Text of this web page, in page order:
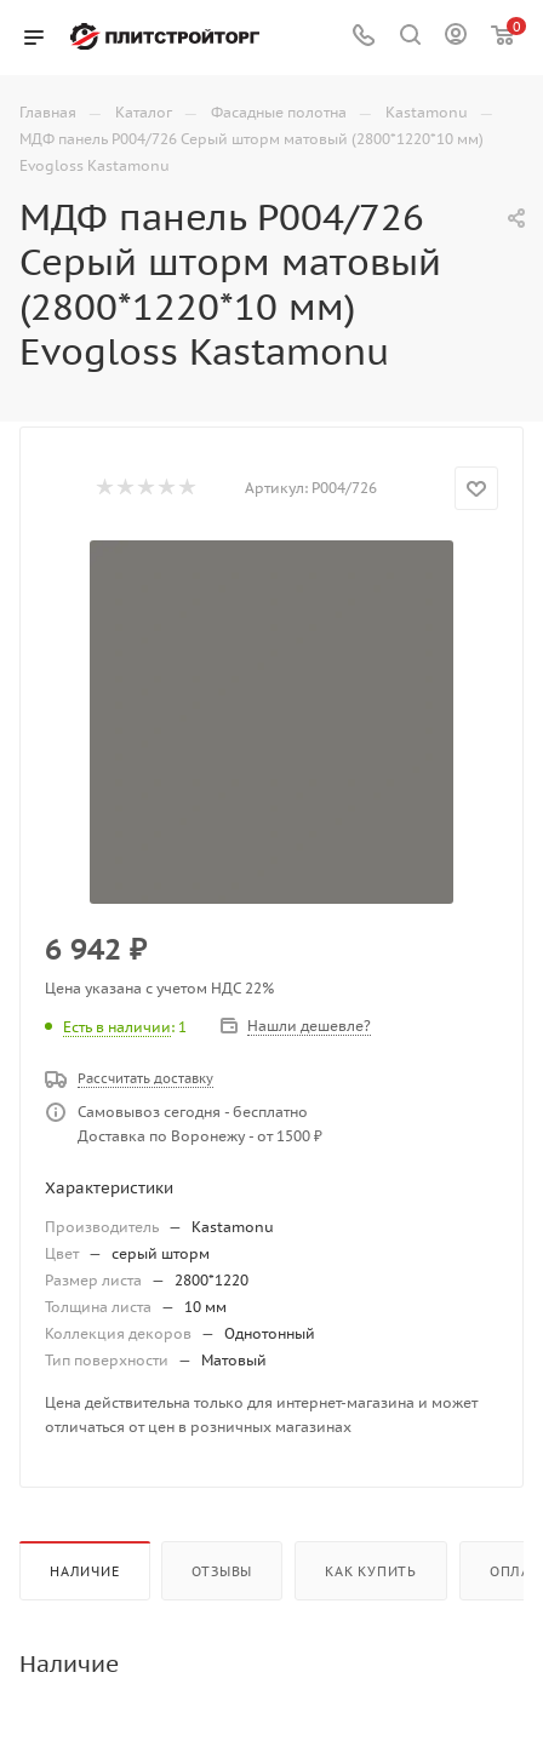
0
Главная — Каталог — Фасадные полотна — Kastamonu —
МДФ панель P004/726 Серый шторм матовый (2800*1220*10 мм)
Evogloss Kastamonu
МДФ панель P004/726
Серый шторм матовый
(2800*1220*10 мм)
Evogloss Kastamonu
Артикул: P004/726
6 942 ₽
Цена указана с учетом НДС 22%
Есть в наличии: 1 Нашли дешевле?
Рассчитать доставку
Самовывоз сегодня - бесплатно
Доставка по Воронежу - от 1500 ₽
Характеристики
Производитель —
Kastamonu
Цвет — серый шторм
Размер листа
— 2800*1220
Толщина листа
—
10 мм
Коллекция декоров
— Однотонный
Тип поверхности
— Матовый
Цена действительна только для интернет-магазина и может
отличаться от цен в розничных магазинах
НАЛИЧИЕ ОТЗЫВЫ КАК КУПИТЬ
Наличие